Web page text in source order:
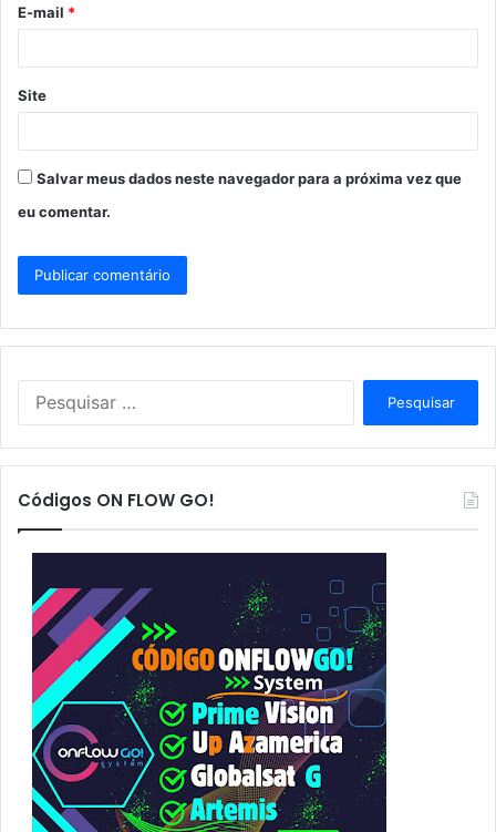
*
E-mail *
Site
Salvar meus dados neste navegador para a próxima vez que
eu comentar.
s
a
p
o
r
:
Códigos ON FLOW GO!